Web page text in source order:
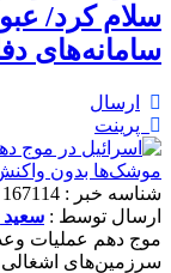
سلام کرد/
سامانه‌های
ارسال
پرینت
ارسال توسط :
سرزمین‌های اشغالی